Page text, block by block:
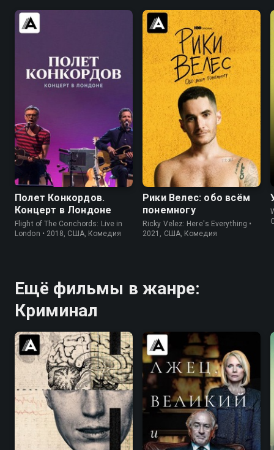
8.1 8.2
Полет Конкордов.
Концерт в Лондоне
Flight of The Conchords: Live in
London • 2018, США, Комедия
6.2 6.5
Рики Велес: обо всём
понемногу
Ricky Velez: Here's Everything •
2021, США, Комедия
Ещё фильмы в жанре:
Криминал